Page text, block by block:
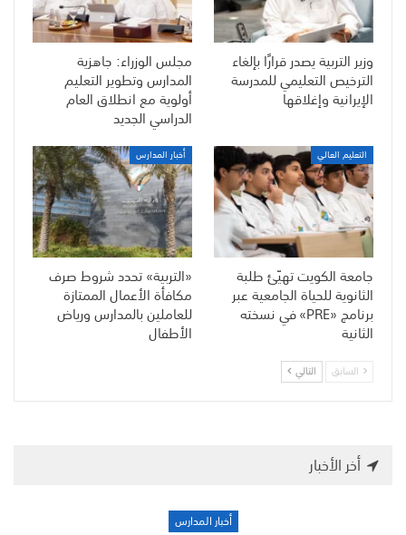
وزير التربية يصدر قرارًا بإلغاء
الترخيص التعليمي للمدرسة
الإيرانية وإغلاقها
مجلس الوزراء: جاهزية
المدارس وتطوير التعليم
أولوية مع انطلاق العام
الدراسي الجديد
التعليم العالي
جامعة الكويت تهيّئ طلبة
الثانوية للحياة الجامعية عبر
برنامج «PRE» في نسخته
الثانية
أخبار المدارس
«التربية» تحدد شروط صرف
مكافأة الأعمال الممتازة
للعاملين بالمدارس ورياض
الأطفال
السابق التالي
أخر الأخبار
أخبار المدارس